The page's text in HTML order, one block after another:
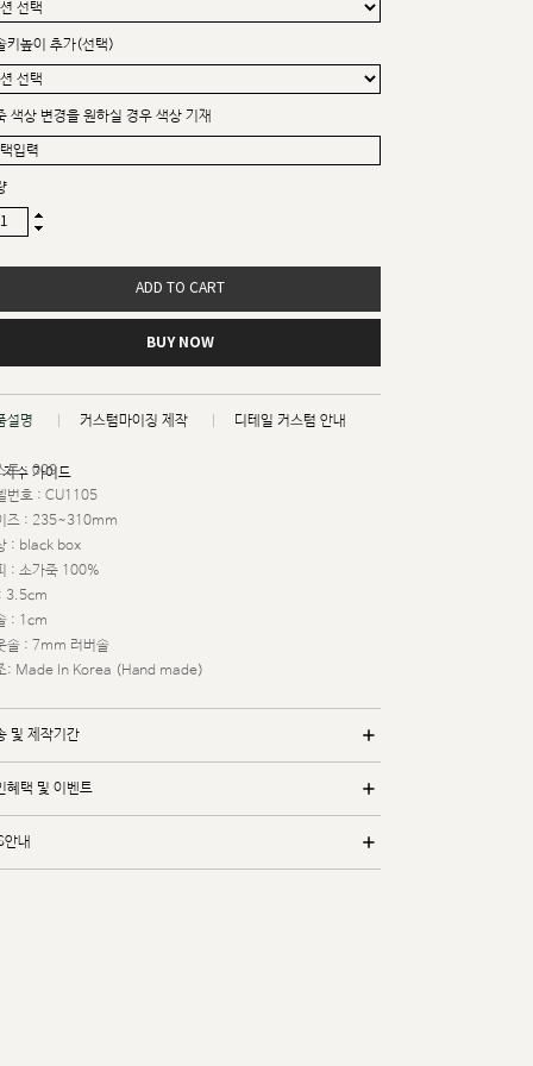
키높이 추가(선택)
색상 변경을 원하실 경우 색상 기재
ADD TO CART
BUY NOW
설명 커스텀마이징 제작 디테일 커스텀 안내
치수 가이드
트 : 009
번호 : CU1105
즈 : 235~310mm
: black box
: 소가죽 100%
3.5cm
: 1cm
솔 : 7mm 러버솔
: Made In Korea (Hand made)
및 제작기간
혜택 및 이벤트
내